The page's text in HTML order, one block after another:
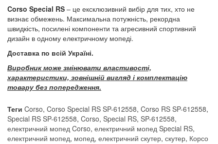
Corso Special RS – це ексклюзивний вибір для тих, хто не
визнає обмежень. Максимальна потужність, рекордна
швидкість, посилені компоненти та агресивний спортивний
дизайн в одному електричному мопеді.
Доставка по всій Україні.
Виробник може змінювати властивості,
характеристики, зовнішній вигляд і комплектацію
товару без попередження.
Теги Corso, Corso Special RS SP-612558, Corso RS SP-612558,
Special RS SP-612558, Corso, Special RS, SP-612558,
електричний мопед Corso, електричний мопед Special RS,
електричний мопед, мопед, електричний скутер, скутер, Корсо